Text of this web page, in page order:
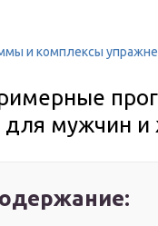
и комплексы
для мужчин